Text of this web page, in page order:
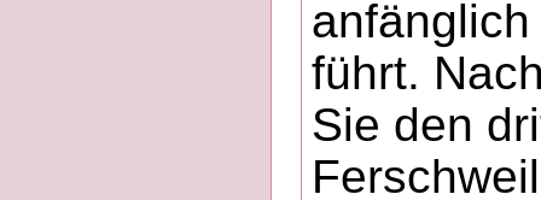
führt.
Sie den